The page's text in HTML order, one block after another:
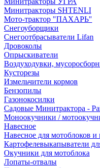
Минитракторы SHTENLI
Мото-трактор "ПАХАРЬ"
Снегоуборщики
Снегоотбрасыватели Lifan
Дровоколы
Опрыскиватели
Воздуходувки,
Кусторезы
Измельчители кормов
Бензопилы
Газонокосилки
Садовые Минитрактора -
Моноокучники /
Навесное
Навесное для мотоблоков и
Картофелевыкапыватели
Окучники для мотоблока
Лопаты-отвалы